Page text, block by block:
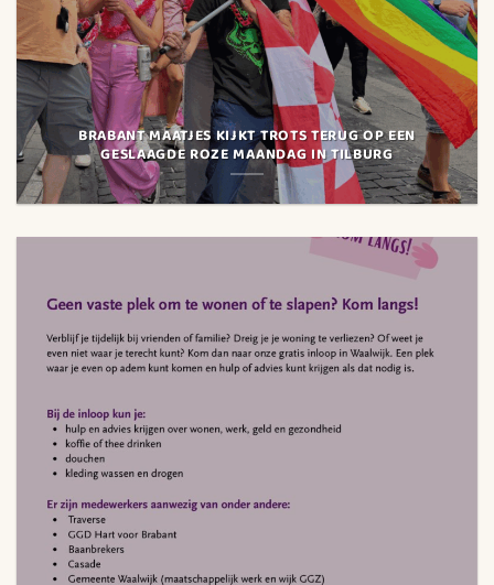
BRABANT MAATJES KIJKT TROTS TERUG OP EEN
GESLAAGDE ROZE MAANDAG IN TILBURG